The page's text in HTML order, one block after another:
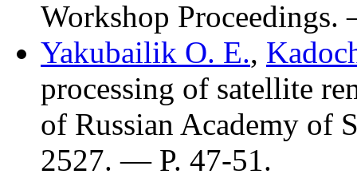
Workshop
Yakubailik O. E.,
processing of satellite
of Russian Academy of
2527. — P. 47-51.